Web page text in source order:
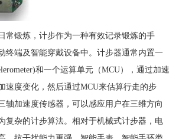
常锻炼，计步作为一种有效记录锻炼的手
终端及智能穿戴设备中。计步器通常内置一
和一个运算单元（MCU），通过加速
速度变化，然后通过MCU来估算行走的步
轴加速度传感器，可以感应用户在三维方向
复杂的计步算法。相对于机械式计步器，电